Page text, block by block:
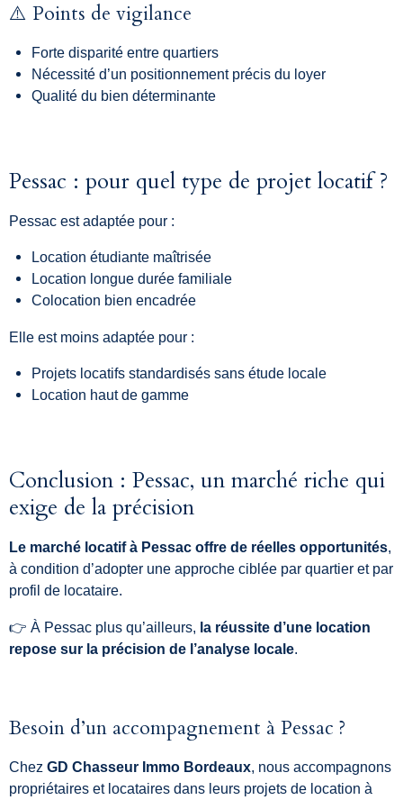
⚠️ Points de vigilance
Forte disparité entre quartiers
Nécessité d’un positionnement précis du loyer
Qualité du bien déterminante
Pessac : pour quel type de projet locatif ?
Pessac est adaptée pour :
Location étudiante maîtrisée
Location longue durée familiale
Colocation bien encadrée
Elle est moins adaptée pour :
Projets locatifs standardisés sans étude locale
Location haut de gamme
Conclusion : Pessac, un marché riche qui
exige de la précision
Le marché locatif à Pessac offre de réelles opportunités,
à condition d’adopter une approche ciblée par quartier et par
profil de locataire.
👉 À Pessac plus qu’ailleurs, la réussite d’une location
repose sur la précision de l’analyse locale
Besoin d’un accompagnement à Pessac ?
Chez GD Chasseur Immo Bordeaux, nous accompagnons
propriétaires et locataires dans leurs projets de location à